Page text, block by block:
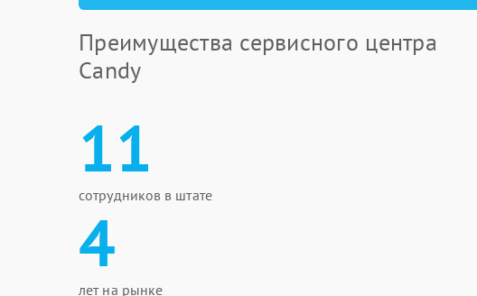
Преимущества сервисного центра
Candy
11
сотрудников в штате
4
лет на рынке